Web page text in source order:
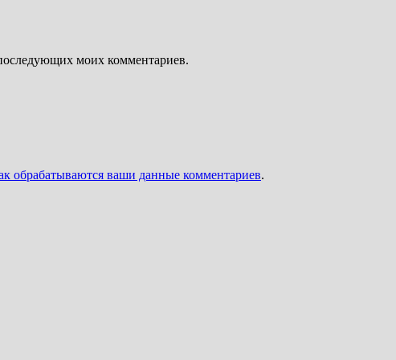
моих комментариев.
обрабатываются ваши данные комментариев.